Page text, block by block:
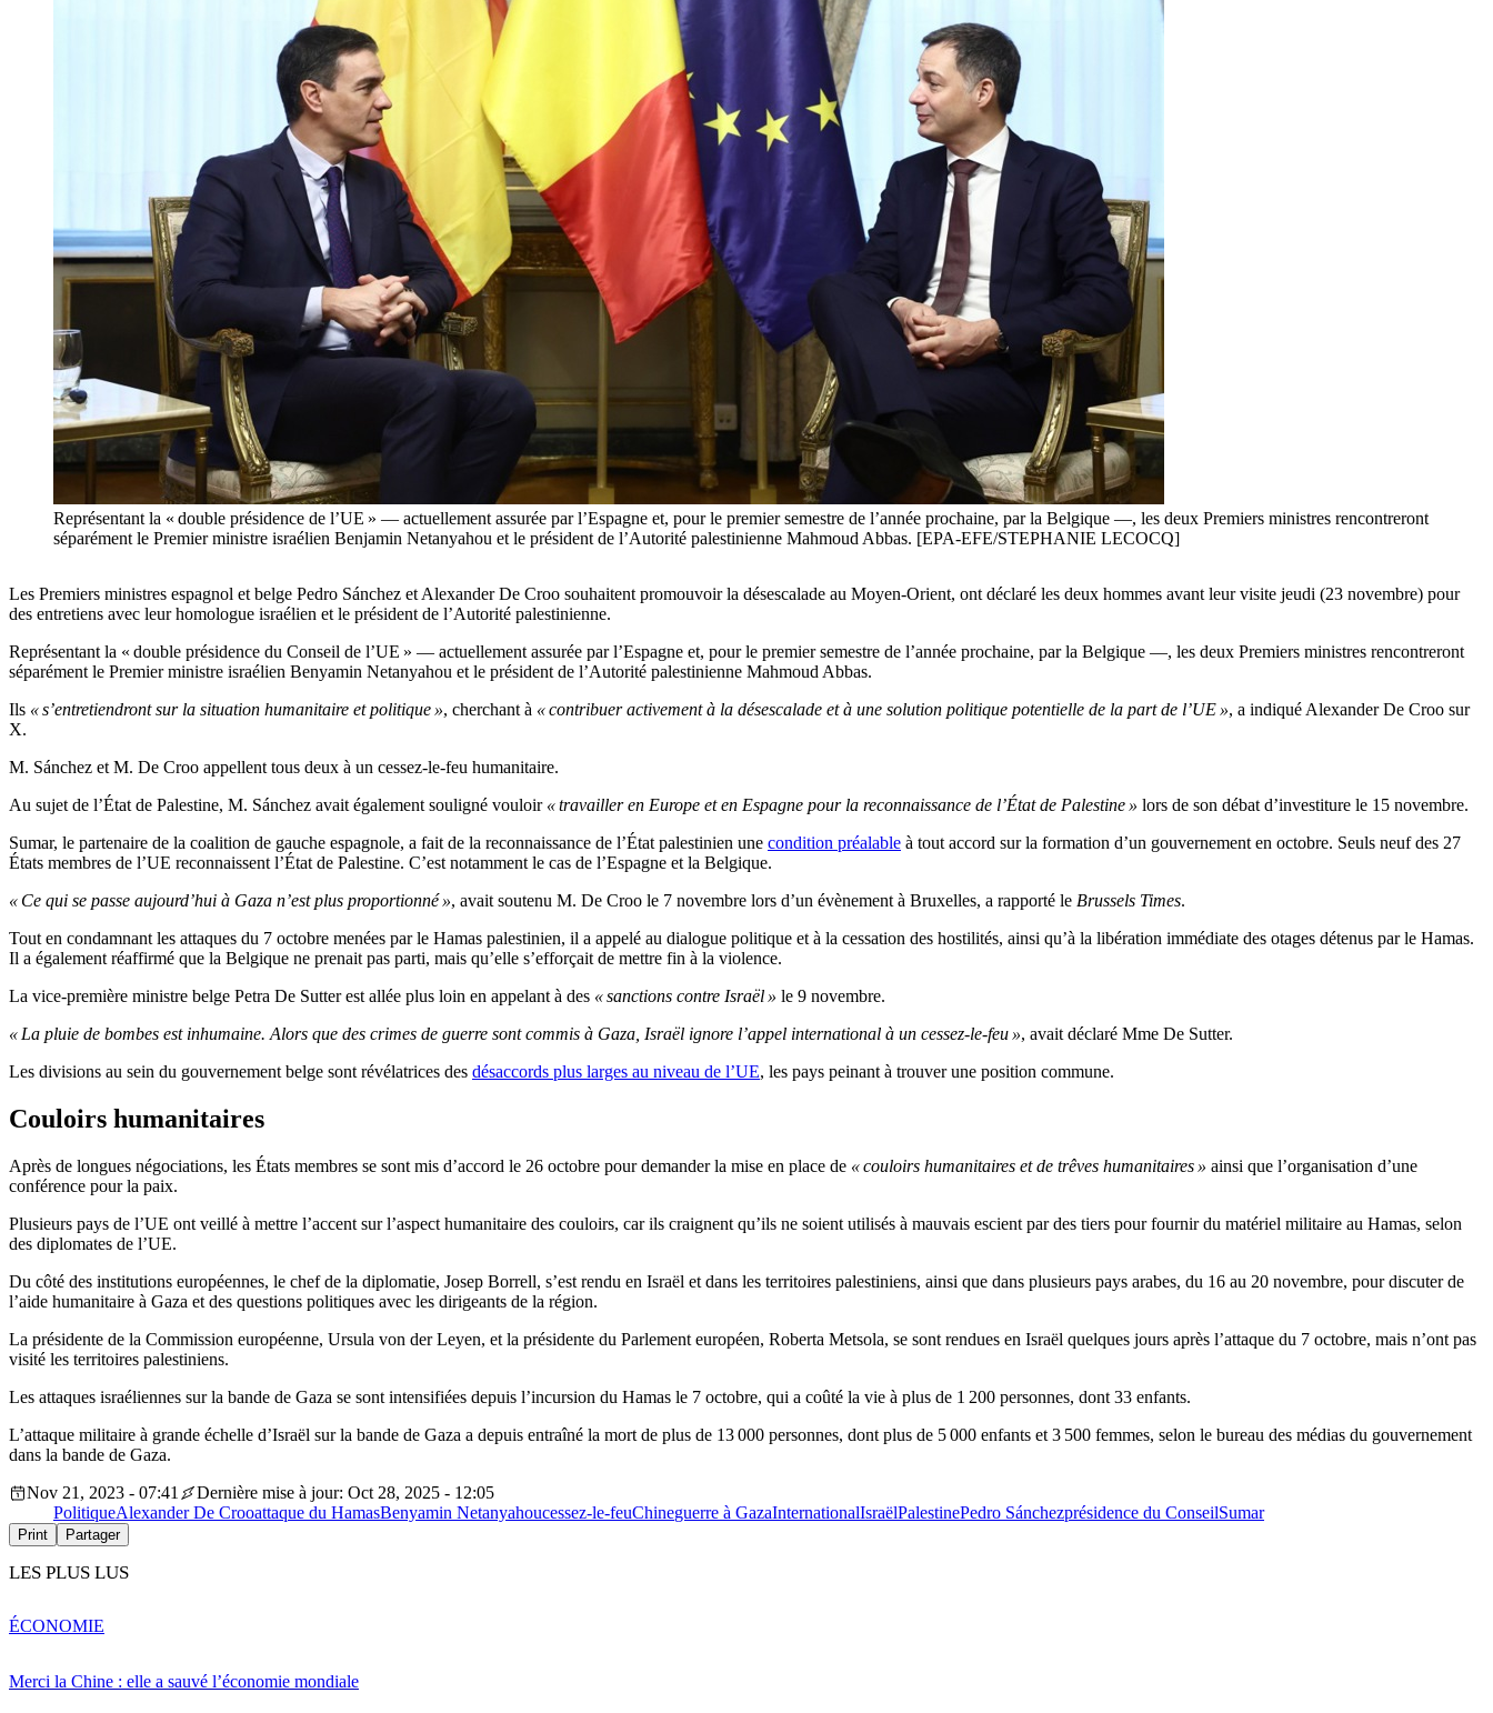
Représentant la « double présidence de l’UE » — actuellement assurée par l’Espagne et, pour le premier semestre de l’année prochaine, par la Belgique —, les deux Premiers ministres rencontreront
séparément le Premier ministre israélien Benjamin Netanyahou et le président de l’Autorité palestinienne Mahmoud Abbas. [EPA-EFE/STEPHANIE LECOCQ]
Les Premiers ministres espagnol et belge Pedro Sánchez et Alexander De Croo souhaitent promouvoir la désescalade au Moyen-Orient, ont déclaré les deux hommes avant leur visite jeudi (23 novembre) pour
des entretiens avec leur homologue israélien et le président de l’Autorité palestinienne.
Représentant la « double présidence du Conseil de l’UE » — actuellement assurée par l’Espagne et, pour le premier semestre de l’année prochaine, par la Belgique —, les deux Premiers ministres rencontreront
séparément le Premier ministre israélien Benyamin Netanyahou et le président de l’Autorité palestinienne Mahmoud Abbas.
Ils « s’entretiendront sur la situation humanitaire et politique », cherchant à « contribuer activement à la désescalade et à une solution politique potentielle de la part de l’UE », a indiqué Alexander De Croo sur
X.
M. Sánchez et M. De Croo appellent tous deux à un cessez-le-feu humanitaire.
Au sujet de l’État de Palestine, M. Sánchez avait également souligné vouloir« travailler en Europe et en Espagne pour la reconnaissance de l’État de Palestine » lors de son débat d’investiture le 15 novembre.
Sumar, le partenaire de la coalition de gauche espagnole, a fait de la reconnaissance de l’État palestinien une condition préalable à tout accord sur la formation d’un gouvernement en octobre. Seuls neuf des 27
États membres de l’UE reconnaissent l’État de Palestine. C’est notamment le cas de l’Espagne et la Belgique.
« Ce qui se passe aujourd’hui à Gaza n’est plus proportionné », avait soutenu M. De Croo le 7 novembre lors d’un évènement à Bruxelles, a rapporté le Brussels Times.
Tout en condamnant les attaques du 7 octobre menées par le Hamas palestinien, il a appelé au dialogue politique et à la cessation des hostilités, ainsi qu’à la libération immédiate des otages détenus par le Hamas.
Il a également réaffirmé que la Belgique ne prenait pas parti, mais qu’elle s’efforçait de mettre fin à la violence.
La vice-première ministre belge Petra De Sutter est allée plus loin en appelant à des « sanctions contre Israël » le 9 novembre.
« La pluie de bombes est inhumaine. Alors que des crimes de guerre sont commis à Gaza, Israël ignore l’appel international à un cessez-le-feu », avait déclaré Mme De Sutter.
Les divisions au sein du gouvernement belge sont révélatrices des désaccords plus larges au niveau de l’UE, les pays peinant à trouver une position commune.
Couloirs humanitaires
Après de longues négociations, les États membres se sont mis d’accord le 26 octobre pour demander la mise en place de « couloirs humanitaires et de trêves humanitaires » ainsi que l’organisation d’une
conférence pour la paix.
Plusieurs pays de l’UE ont veillé à mettre l’accent sur l’aspect humanitaire des couloirs, car ils craignent qu’ils ne soient utilisés à mauvais escient par des tiers pour fournir du matériel militaire au Hamas, selon
des diplomates de l’UE.
Du côté des institutions européennes, le chef de la diplomatie, Josep Borrell, s’est rendu en Israël et dans les territoires palestiniens, ainsi que dans plusieurs pays arabes, du 16 au 20 novembre, pour discuter de
l’aide humanitaire à Gaza et des questions politiques avec les dirigeants de la région.
La présidente de la Commission européenne, Ursula von der Leyen, et la présidente du Parlement européen, Roberta Metsola, se sont rendues en Israël quelques jours après l’attaque du 7 octobre, mais n’ont pas
visité les territoires palestiniens.
Les attaques israéliennes sur la bande de Gaza se sont intensifiées depuis l’incursion du Hamas le 7 octobre, qui a coûté la vie à plus de 1 200 personnes, dont 33 enfants.
L’attaque militaire à grande échelle d’Israël sur la bande de Gaza a depuis entraîné la mort de plus de 13 000 personnes, dont plus de 5 000 enfants et 3 500 femmes, selon le bureau des médias du gouvernement
dans la bande de Gaza.
Nov 21, 2023 - 07:41
Dernière mise à jour: Oct 28, 2025 - 12:05
PolitiqueAlexander De Crooattaque du HamasBenyamin Netanyahoucessez-le-feuChineguerre à GazaInternationalIsraëlPalestinePedro Sánchezprésidence du ConseilSumar
Print Partager
LES PLUS LUS
Merci la Chine : elle a sauvé l’économie mondiale
ÉCONOMIE